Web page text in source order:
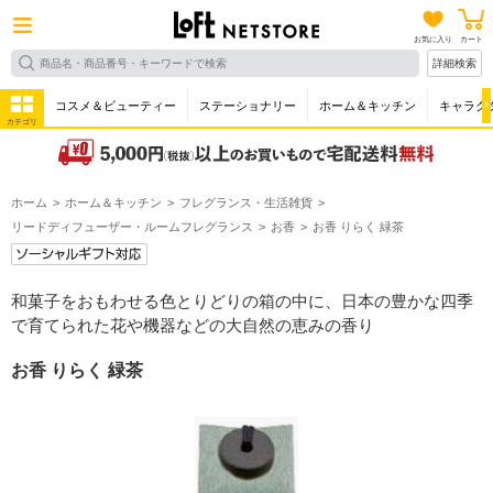
お気に入り カート
詳細検索
カテゴリ
コスメ＆ビューティー ステーショナリー ホーム＆キッチン キャラク
ホーム ホーム＆キッチン
フレグランス・生活雑貨
リードディフューザー・ルームフレグランス
お香 お香 りらく 緑茶
和菓子をおもわせる色とりどりの箱の中に、日本の豊かな四季
で育てられた花や機器などの大自然の恵みの香り
お香 りらく 緑茶